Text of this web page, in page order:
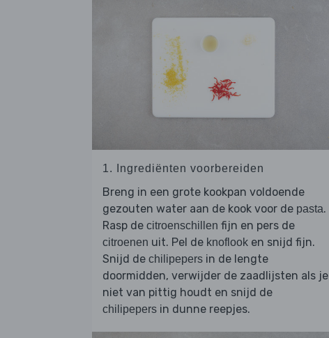
1. Ingrediënten voorbereiden
Breng in een grote kookpan voldoende
gezouten water aan de kook voor de pasta.
Rasp de citroenschillen fijn en pers de
citroenen uit. Pel de knoflook en snijd fijn.
Snijd de chilipepers in de lengte
doormidden, verwijder de zaadlijsten als je
niet van pittig houdt en snijd de
chilipepers in dunne reepjes.